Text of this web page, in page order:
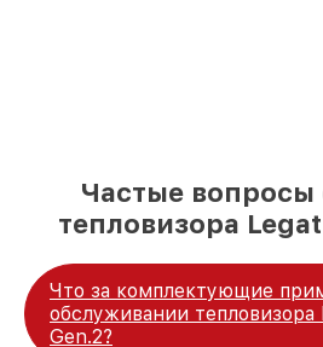
Частые вопросы
тепловизора
Что за комплектующие
обслуживании тепловизора
Gen.2?